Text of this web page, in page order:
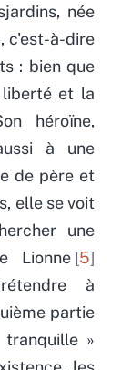
née
c'est-à-dire
: bien que
et la
héroïne,
à une
de père et
elle se voit
une
Lionne 5
à
partie
»